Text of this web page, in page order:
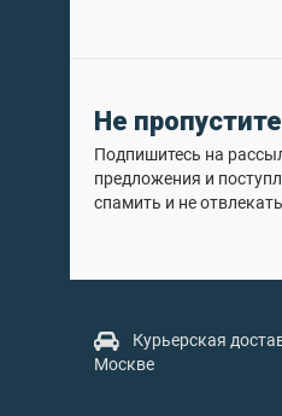
Не
Подпишитесь на
предложения и
спамить и не
Курьерская
Москве